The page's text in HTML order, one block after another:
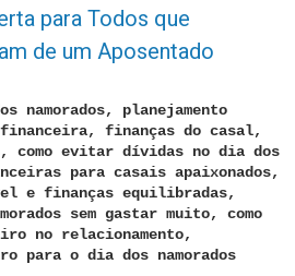
para Todos que
de um Aposentado
namorados, planejamento
finanças do casal,
evitar dívidas no dia dos
para casais apaixonados,
e finanças equilibradas,
sem gastar muito, como
no relacionamento,
para o dia dos namorados